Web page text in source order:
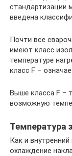
стандартизации
введена
Почти все
имеют класс
температуре
класс F –
Выше класса F –
возможную
Температура
Как и
охлаждение